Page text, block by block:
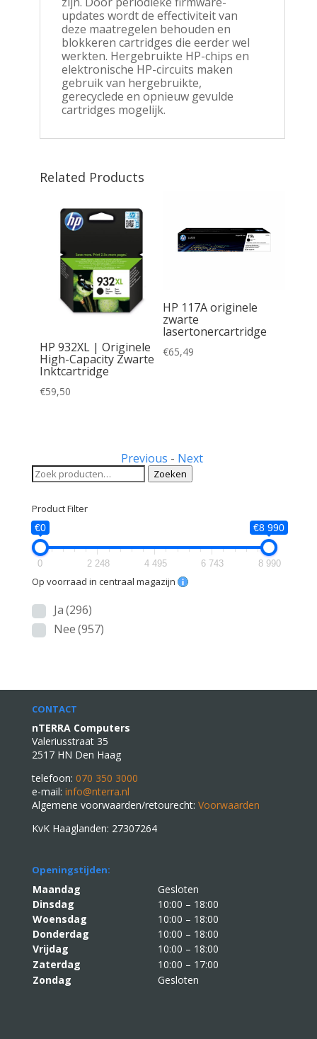
updates wordt de effectiviteit van
deze maatregelen behouden en
blokkeren cartridges die eerder wel
werkten. Hergebruikte HP-chips en
elektronische HP-circuits maken
gebruik van hergebruikte,
gerecyclede en opnieuw gevulde
cartridges mogelijk.
Related Products
HP 932XL | Originele
High-Capacity Zwarte
Inktcartridge
€59,50
HP 117A originele
zwarte
lasertonercartridge
€65,49
Previous - Next
Zoeken
naar:
Zoeken
Product Filter
€0 €8 990
0 2 248 4 495 6 743 8 990
Op voorraad in centraal magazijn
Ja(296)
Nee(957)
CONTACT
nTERRA Computers
Valeriusstraat 35
2517 HN Den Haag
telefoon: 070 350 3000
e-mail: info@nterra.nl
Algemene voorwaarden/retourecht: Voorwaarden
KvK Haaglanden: 27307264
Openingstijden:
Maandag
Gesloten
Dinsdag
10:00 – 18:00
Woensdag
10:00 – 18:00
Donderdag
10:00 – 18:00
Vrijdag
10:00 – 18:00
Zaterdag
10:00 – 17:00
Zondag
Gesloten